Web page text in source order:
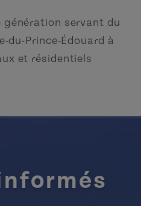
servant du
du-Prince-Édouard à
et résidentiels